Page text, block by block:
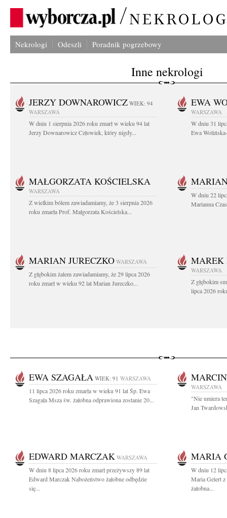
Nekrologi Odeszli Poradnik pogrzebowy
Inne nekrologi
JERZY DOWNAROWICZ WIEK: 94
WARSZAWA
W dniu 1 sierpnia 2026 roku zmarł w wieku 94 lat
Jerzy Downarowicz Człowiek, który nigdy...
EWA
WARSZAWA
W dniu 31
Ewa
MAŁGORZATA KOŚCIELSKA
WARSZAWA
Z wielkim bólem zawiadamiamy, że 3 sierpnia 2026
roku zmarła Prof. Małgorzata Kościelska...
W dniu 22
Marianna
MARIAN JURECZKO WARSZAWA
Z głębokim żalem zawiadamiamy, że 29 lipca 2026
roku zmarł w wieku 92 lat Marian Jureczko...
MAREK
WARSZAWA
Z głębokim
lipca 2026
EWA SZAGAŁA WIEK: 91 WARSZAWA
11 lipca 2026 roku zmarła w wieku 91 lat Śp. Ewa
Szagała Msza św. żałobna odprawiona zostanie 20...
WARSZAWA
"Nie umiera
Jan
EDWARD MARCZAK WARSZAWA
W dniu 8 lipca 2026 roku zmarł przeżywszy 89 lat
Edward Marczak Nabożeństwo żałobne odbędzie
się...
MARIA
W dniu 12
Maria Gelert
żałobna...